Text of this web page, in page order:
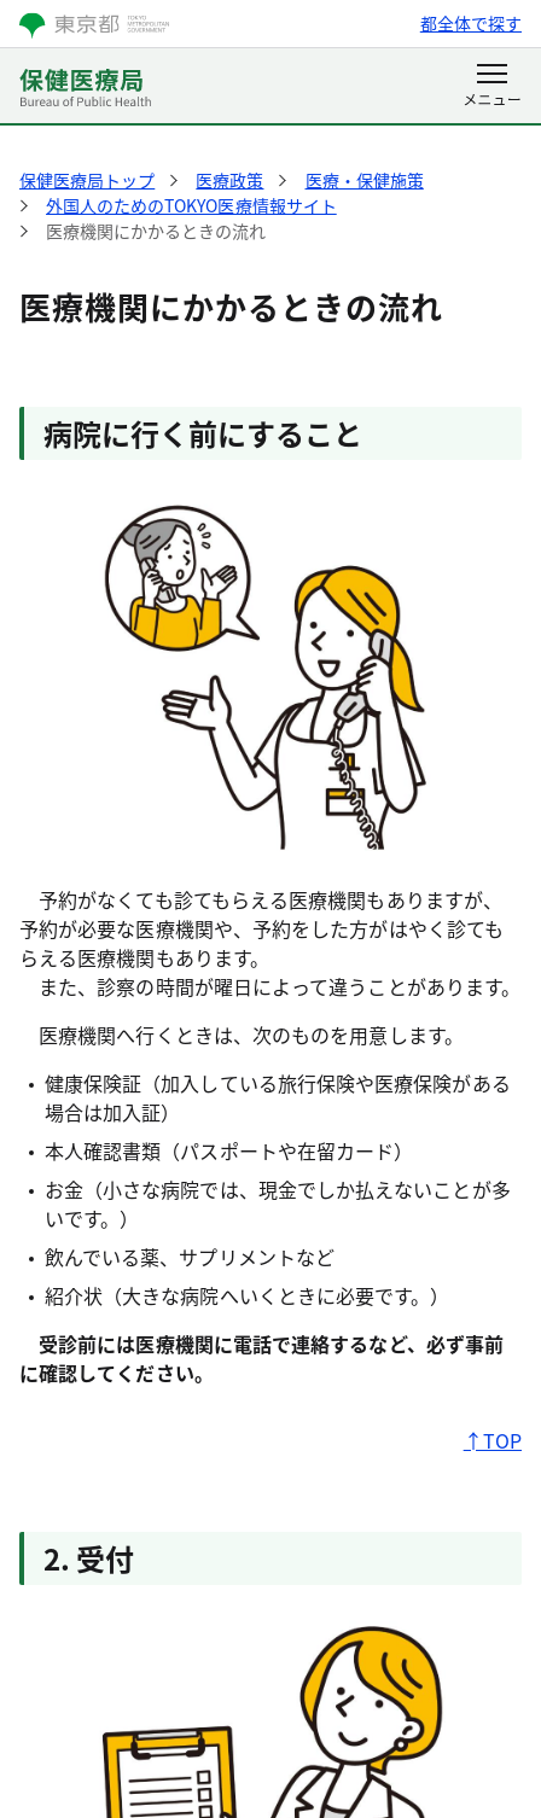
都全体で探す
保健医療局トップ 医療政策
医療・保健施策
外国人のためのTOKYO医療情報サイト
医療機関にかかるときの流れ
医療機関にかかるときの流れ
病院に行く前にすること
予約がなくても診てもらえる医療機関もありますが、
予約が必要な医療機関や、予約をした方がはやく診ても
らえる医療機関もあります。
また、診察の時間が曜日によって違うことがあります。
医療機関へ行くときは、次のものを用意します。
健康保険証（加入している旅行保険や医療保険がある
場合は加入証）
本人確認書類（パスポートや在留カード）
お金（小さな病院では、現金でしか払えないことが多
いです。）
飲んでいる薬、サプリメントなど
紹介状（大きな病院へいくときに必要です。）
受診前には医療機関に電話で連絡するなど、必ず事前
に確認してください。
↑TOP
2. 受付